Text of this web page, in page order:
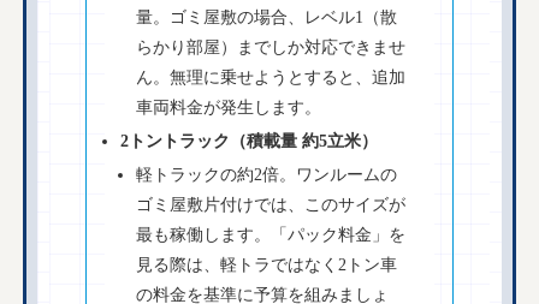
量。ゴミ屋敷の場合、レベル1（散
らかり部屋）までしか対応できませ
ん。無理に乗せようとすると、追加
車両料金が発生します。
2トントラック（積載量 約5立米）
軽トラックの約2倍。ワンルームの
ゴミ屋敷片付けでは、このサイズが
最も稼働します。「パック料金」を
見る際は、軽トラではなく2トン車
の料金を基準に予算を組みましょ